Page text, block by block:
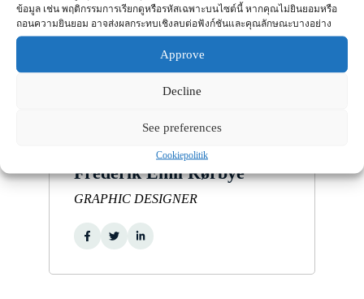
ข้อมูล เช่น พฤติกรรมการเรียกดูหรือรหัสเฉพาะบนไซต์นี้ หากคุณไม่ยินยอมหรือ
ถอนความยินยอม อาจส่งผลกระทบเชิงลบต่อฟังก์ชันและคุณลักษณะบางอย่าง
Approve
Decline
See preferences
Cookiepolitik
Frederik Emil Rørbye
GRAPHIC DESIGNER